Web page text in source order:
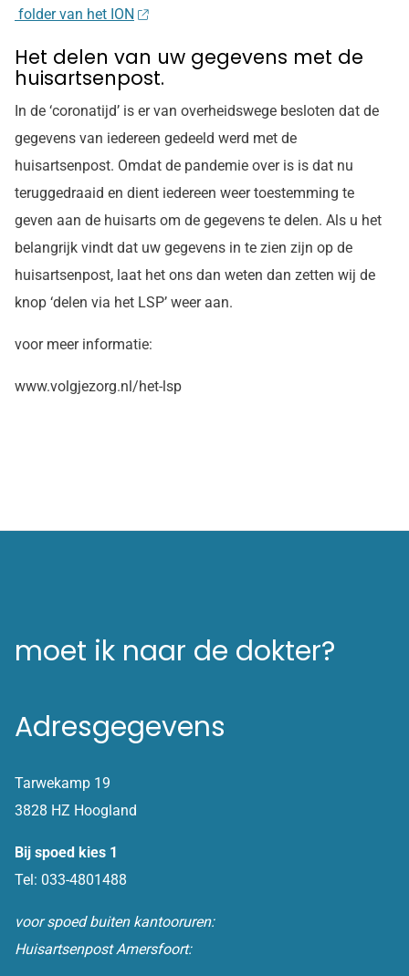
folder van het ION
Het delen van uw gegevens met de
huisartsenpost.
In de ‘coronatijd’ is er van overheidswege besloten dat de
gegevens van iedereen gedeeld werd met de
huisartsenpost. Omdat de pandemie over is is dat nu
teruggedraaid en dient iedereen weer toestemming te
geven aan de huisarts om de gegevens te delen. Als u het
belangrijk vindt dat uw gegevens in te zien zijn op de
huisartsenpost, laat het ons dan weten dan zetten wij de
knop ‘delen via het LSP’ weer aan.
voor meer informatie:
www.volgjezorg.nl/het-lsp
moet ik naar de dokter?
Adresgegevens
Tarwekamp 19
3828 HZ Hoogland
Bij spoed kies 1
Tel: 033-4801488
voor spoed buiten kantooruren:
Huisartsenpost Amersfoort: